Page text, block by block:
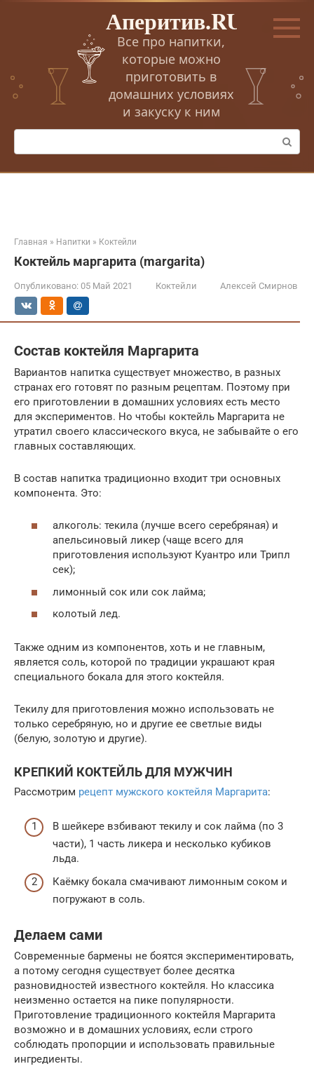
Перейти
Аперитив.RU
Все про напитки,
которые можно
приготовить в
домашних условиях
и закуску к ним
Поиск:
Главная » Напитки » Коктейли
Коктейль маргарита (margarita)
Опубликовано: 05 Май 2021 Коктейли Алексей Смирнов
Состав коктейля Маргарита
Вариантов напитка существует множество, в разных
странах его готовят по разным рецептам. Поэтому при
его приготовлении в домашних условиях есть место
для экспериментов. Но чтобы коктейль Маргарита не
утратил своего классического вкуса, не забывайте о его
главных составляющих.
В состав напитка традиционно входит три основных
компонента. Это:
алкоголь: текила (лучше всего серебряная) и
апельсиновый ликер (чаще всего для
приготовления используют Куантро или Трипл
сек);
лимонный сок или сок лайма;
колотый лед.
Также одним из компонентов, хоть и не главным,
является соль, которой по традиции украшают края
специального бокала для этого коктейля.
Текилу для приготовления можно использовать не
только серебряную, но и другие ее светлые виды
(белую, золотую и другие).
КРЕПКИЙ КОКТЕЙЛЬ ДЛЯ МУЖЧИН
Рассмотрим рецепт мужского коктейля Маргарита:
В шейкере взбивают текилу и сок лайма (по 3
части), 1 часть ликера и несколько кубиков
льда.
Каёмку бокала смачивают лимонным соком и
погружают в соль.
Делаем сами
Современные бармены не боятся экспериментировать,
а потому сегодня существует более десятка
разновидностей известного коктейля. Но классика
неизменно остается на пике популярности.
Приготовление традиционного коктейля Маргарита
возможно и в домашних условиях, если строго
соблюдать пропорции и использовать правильные
ингредиенты.